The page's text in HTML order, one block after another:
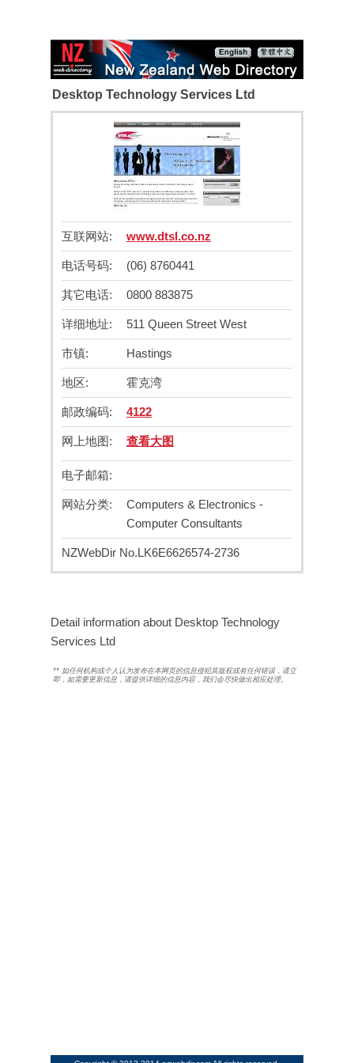
Desktop Technology Services Ltd
互联网站: www.dtsl.co.nz
电话号码: (06) 8760441
其它电话: 0800 883875
详细地址: 511 Queen Street West
市镇: Hastings
地区: 霍克湾
邮政编码: 4122
网上地图: 查看大图
电子邮箱:
网站分类:
Computers & Electronics -
Computer Consultants
NZWebDir No.LK6E6626574-2736
Detail information about Desktop Technology
Services Ltd
** 如任何机构或个人认为发布在本网页的信息侵犯其版权或有任何错误，请立
即，如需要更新信息，请提供详细的信息内容，我们会尽快做出相应处理。